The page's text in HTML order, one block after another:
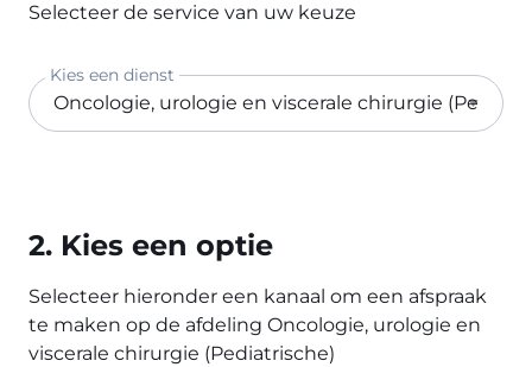
Selecteer de service van uw keuze
Kies een dienst
2. Kies een optie
Selecteer hieronder een kanaal om een afspraak
te maken op de afdeling Oncologie, urologie en
viscerale chirurgie (Pediatrische)